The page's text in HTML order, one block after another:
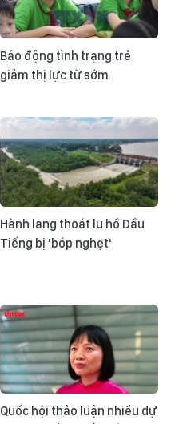
Báo động tình trạng trẻ
giảm thị lực từ sớm
Hành lang thoát lũ hồ Dầu
Tiếng bị 'bóp nghẹt'
Quốc hội thảo luận nhiều dự